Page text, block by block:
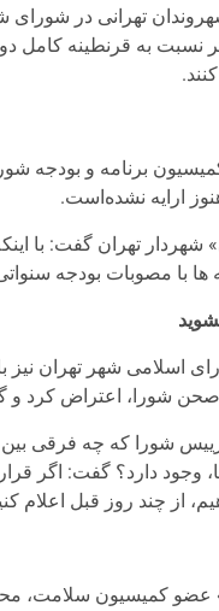
تهرانی در
به قرنطینه کامل
برنامه و بودجه
ارایه نشده‌است.
ها با مصوبات بودجه
اسلامی شهر تهران نیز
شورا، اعتراض کرد و
شورا که چه فرقی بین
وجود دارد؟ گفت: اگر
از چند روز قبل اعلام
عضو کمیسیون سلامت،